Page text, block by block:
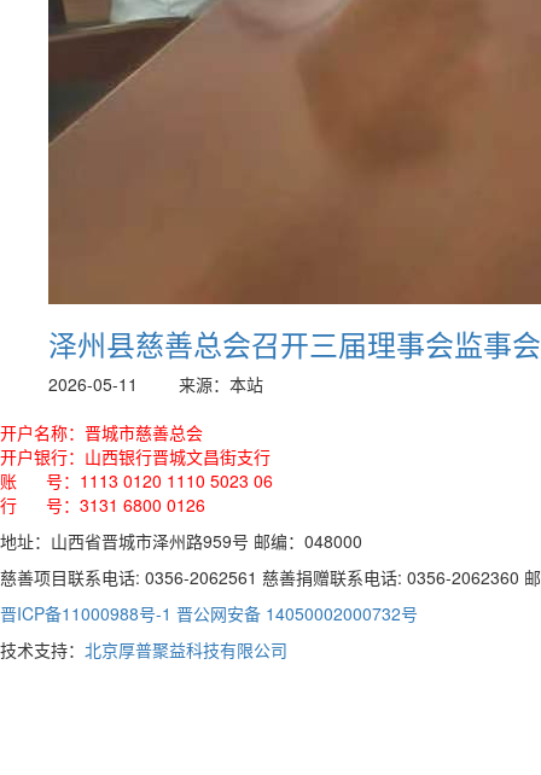
泽州县慈善总会召开三届理事会监事
2026-05-11
来源：本站
开户名称：晋城市慈善总会
开户银行：山西银行晋城文昌街支行
账 号：1113 0120 1110 5023 06
行 号：3131 6800 0126
地址：山西省晋城市泽州路959号 邮编：048000
慈善项目联系电话: 0356-2062561 慈善捐赠联系电话: 0356-2062360
晋ICP备11000988号-1 晋公网安备 14050002000732号
技术支持： 北京厚普聚益科技有限公司